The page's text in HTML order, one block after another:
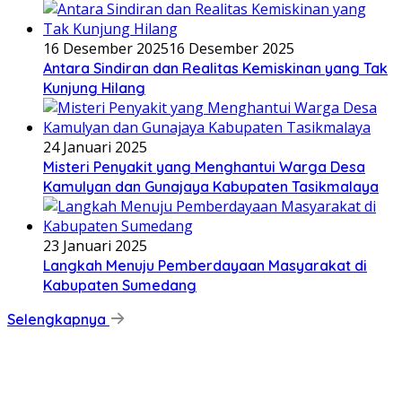
16 Desember 202516 Desember 2025
Antara Sindiran dan Realitas Kemiskinan yang Tak
Kunjung Hilang
24 Januari 2025
Misteri Penyakit yang Menghantui Warga Desa
Kamulyan dan Gunajaya Kabupaten Tasikmalaya
23 Januari 2025
Langkah Menuju Pemberdayaan Masyarakat di
Kabupaten Sumedang
Selengkapnya